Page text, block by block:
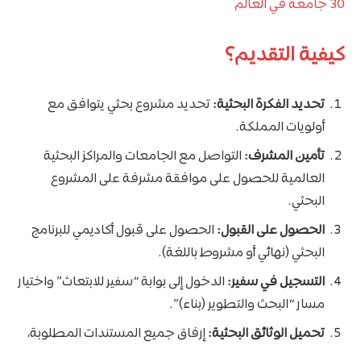
30 جامعة في العالم
كيفية التقديم؟
تحديد الفكرة البحثية:تحديد مشروع بحثي يتوافق مع
أولويات المملكة.
تأمين المشرف: التواصل مع الجامعات والمراكز البحثية
العالمية للحصول على موافقة مشرفة على المشروع
البحثي.
الحصول على القبول: الحصول على قبول أكاديمي للبرنامج
البحثي (نهائي أو مشروط باللغة).
التسجيل في سفير: الدخول إلى بوابة “سفير للابتعاث” واختيار
مسار “البحث والتطوير (بناء)”.
تحميل الوثائق البحثية:إرفاق جميع المستندات المطلوبة،